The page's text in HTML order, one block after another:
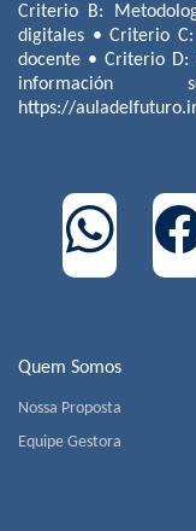
Quem Somos
Nossa Proposta
Equipe Gestora
Criterio B:
digitales • Criterio
docente • Criterio
información
https://